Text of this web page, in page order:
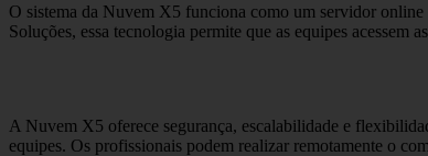
O sistema da Nuvem X5 funciona como um servidor online
Soluções, essa tecnologia permite que as equipes acessem
A Nuvem X5 oferece segurança, escalabilidade e
equipes. Os profissionais podem realizar remotamente o